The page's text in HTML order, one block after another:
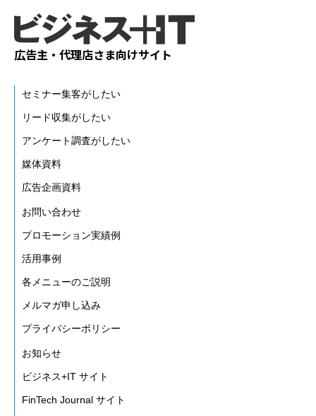
アンケート調査がしたい
媒体資料ダウンロード
企画資料ダウンロード
活用事例
広告主・代理店さま向けサイト
セミナー集客がしたい
リード収集がしたい
アンケート調査がしたい
媒体資料
広告企画資料
お問い合わせ
プロモーション実績例
活用事例
各メニューのご説明
メルマガ申し込み
プライバシーポリシー
お知らせ
ビジネス+IT サイト
FinTech Journal サイト